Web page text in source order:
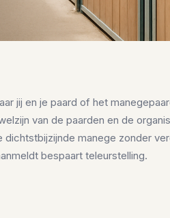
jij en je paard of het
van de paarden en de
manege zonder
bespaart teleurstelling.